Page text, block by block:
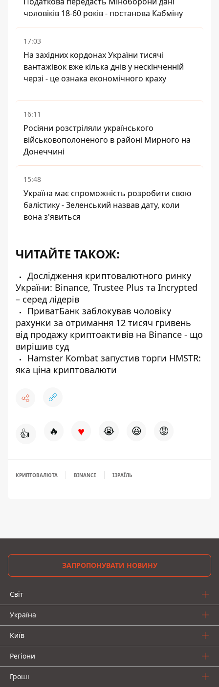
чоловіків 18-60 років - постанова Кабміну
17:03
На західних кордонах України тисячі
вантажівок вже кілька днів у нескінченній
черзі - це ознака економічного краху
16:11
Росіяни розстріляли українського
військовополоненого в районі Мирного на
Донеччині
15:48
Україна має спроможність розробити свою
балістику - Зеленський назвав дату, коли
вона з'явиться
ЧИТАЙТЕ ТАКОЖ:
Дослідження криптовалютного ринку
України: Binance, Trustee Plus та Incrypted
– серед лідерів
ПриватБанк заблокував чоловіку
рахунки за отримання 12 тисяч гривень
від продажу криптоактивів на Binance - що
вирішив суд
Hamster Kombat запустив торги HMSTR:
яка ціна криптовалюти
👍 🔥 ♥ 😭 😆 😡
КРИПТОВАЛЮТА BINANCE ІЗРАЇЛЬ
ЗАПРОПОНУВАТИ НОВИНУ
Світ
Україна
Київ
Регіони
Гроші